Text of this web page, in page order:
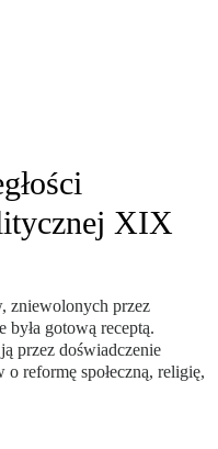
XIX
zniewolonych przez
była gotową receptą.
przez doświadczenie
reformę społeczną, religię,